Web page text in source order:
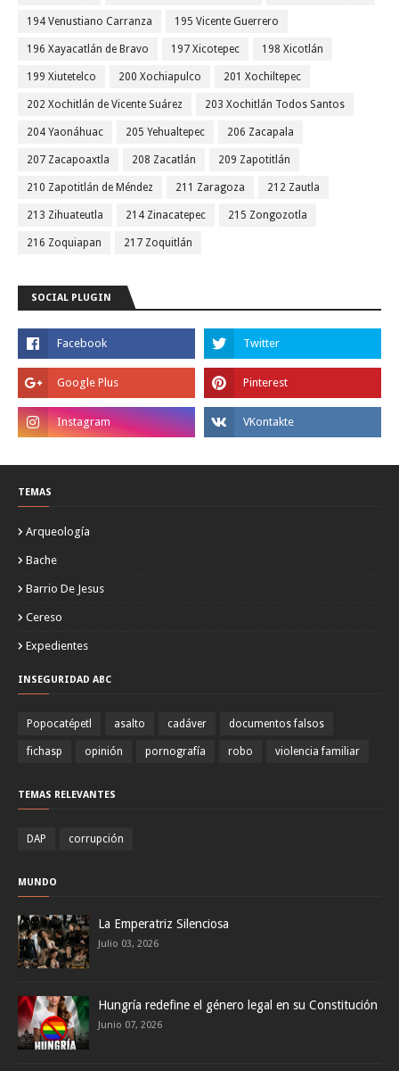
194 Venustiano Carranza 195 Vicente Guerrero
196 Xayacatlán de Bravo 197 Xicotepec 198 Xicotlán
199 Xiutetelco 200 Xochiapulco 201 Xochiltepec
202 Xochitlán de Vicente Suárez 203 Xochitlán Todos Santos
204 Yaonáhuac 205 Yehualtepec 206 Zacapala
207 Zacapoaxtla 208 Zacatlán 209 Zapotitlán
210 Zapotitlán de Méndez 211 Zaragoza 212 Zautla
213 Zihuateutla 214 Zinacatepec 215 Zongozotla
216 Zoquiapan 217 Zoquitlán
SOCIAL PLUGIN
TEMAS
Arqueología
Bache
Barrio De Jesus
Cereso
Expedientes
INSEGURIDAD ABC
Popocatépetl asalto cadáver documentos falsos
fichasp opinión pornografía robo violencia familiar
TEMAS RELEVANTES
DAP corrupción
MUNDO
La Emperatriz Silenciosa
Julio 03, 2026
Hungría redefine el género legal en su Constitución
Junio 07, 2026